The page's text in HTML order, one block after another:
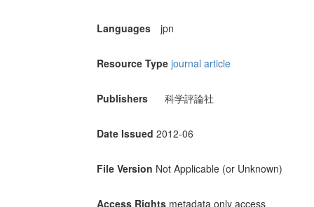
Languages jpn
Resource Type journal article
Publishers 科学評論社
Date Issued 2012-06
File Version Not Applicable (or Unknown)
Access Rights metadata only access